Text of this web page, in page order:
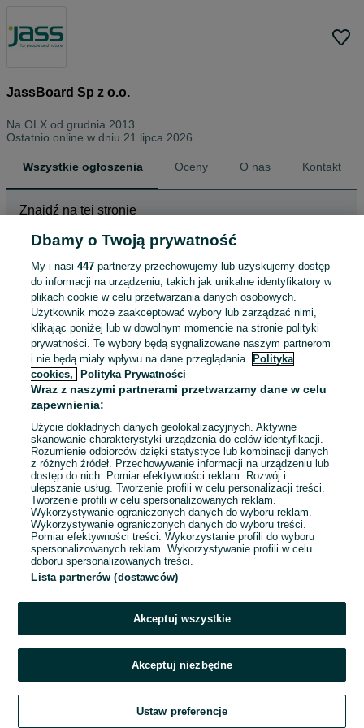
JassBoard Sp z o.o.
Na OLX od grudnia 2013
Ostatnio online w dniu 21 lipca 2026
Wszystkie ogłoszenia Oceny O nas Kontakt
Znajdź na tej stronie
Wybierz kategorię
ZNALEŹLIŚMY 1
OGŁOSZENIE
Sortowanie Opcje przeglądania
Skoda Octavia AMBITION
53 500 zł
Gostyń
21 lipca 2026
2023 - 156 830
km
Zadzwoń / SMS
Dbamy o Twoją prywatność
My i nasi447 partnerzy przechowujemy lub uzyskujemy dostęp
do informacji na urządzeniu, takich jak unikalne identyfikatory w
plikach cookie w celu przetwarzania danych osobowych.
Użytkownik może zaakceptować wybory lub zarządzać nimi,
klikając poniżej lub w dowolnym momencie na stronie polityki
prywatności. Te wybory będą sygnalizowane naszym partnerom
i nie będą miały wpływu na dane przeglądania. Polityka
cookies,
Polityka Prywatności
Wraz z naszymi partnerami przetwarzamy dane w celu
zapewnienia:
Użycie dokładnych danych geolokalizacyjnych. Aktywne
skanowanie charakterystyki urządzenia do celów identyfikacji.
Rozumienie odbiorców dzięki statystyce lub kombinacji danych
z różnych źródeł. Przechowywanie informacji na urządzeniu lub
dostęp do nich. Pomiar efektywności reklam. Rozwój i
ulepszanie usług. Tworzenie profili w celu personalizacji treści.
Tworzenie profili w celu spersonalizowanych reklam.
Wykorzystywanie ograniczonych danych do wyboru reklam.
Wykorzystywanie ograniczonych danych do wyboru treści.
Pomiar efektywności treści. Wykorzystanie profili do wyboru
spersonalizowanych reklam. Wykorzystywanie profili w celu
doboru spersonalizowanych treści.
Lista partnerów (dostawców)
Akceptuj wszystkie
Akceptuj niezbędne
Ustaw preferencje